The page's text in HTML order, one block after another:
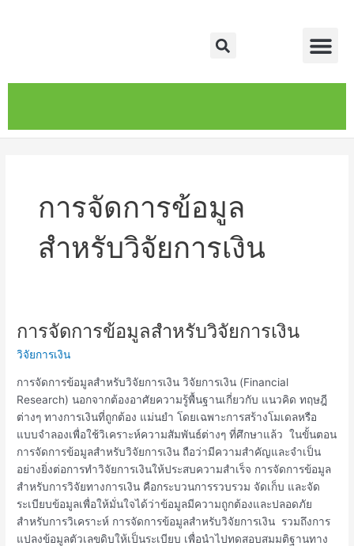
Search
การจัดการข้อมูล
สำหรับวิจัยการเงิน
การจัดการข้อมูลสำหรับวิจัยการเงิน
วิจัยการเงิน
การจัดการข้อมูลสำหรับวิจัยการเงิน วิจัยการเงิน (Financial
Research) นอกจากต้องอาศัยความรู้พื้นฐานเกี่ยวกับ แนวคิด ทฤษฎี
ต่างๆ ทางการเงินที่ถูกต้อง แม่นยำ โดยเฉพาะการสร้างโมเดลหรือ
แบบจำลองเพื่อใช้วิเคราะห์ความสัมพันธ์ต่างๆ ที่ศึกษาแล้ว ในขั้นตอน
การจัดการข้อมูลสำหรับวิจัยการเงิน ถือว่ามีความสำคัญและจำเป็น
อย่างยิ่งต่อการทำวิจัยการเงินให้ประสบความสำเร็จ การจัดการข้อมูล
สำหรับการวิจัยทางการเงิน คือกระบวนการรวบรวม จัดเก็บ และจัด
ระเบียบข้อมูลเพื่อให้มั่นใจได้ว่าข้อมูลมีความถูกต้องและปลอดภัย
สำหรับการวิเคราะห์ การจัดการข้อมูลสำหรับวิจัยการเงิน รวมถึงการ
แปลงข้อมูลตัวเลขดิบให้เป็นระเบียบ เพื่อนำไปทดสอบสมมติฐานทาง
การ
ข้อมูล
สำหรับ
วิจัย
การ
เงิน